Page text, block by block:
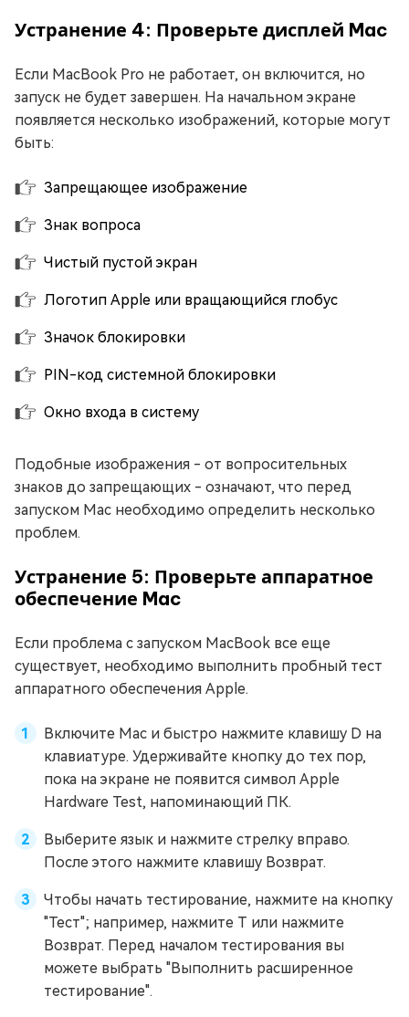
Устранение 4: Проверьте дисплей Mac
Если MacBook Pro не работает, он включится, но
запуск не будет завершен. На начальном экране
появляется несколько изображений, которые могут
быть:
Запрещающее изображение
Знак вопроса
Чистый пустой экран
Логотип Apple или вращающийся глобус
Значок блокировки
PIN-код системной блокировки
Окно входа в систему
Подобные изображения - от вопросительных
знаков до запрещающих - означают, что перед
запуском Mac необходимо определить несколько
проблем.
Устранение 5: Проверьте аппаратное
обеспечение Mac
Если проблема с запуском MacBook все еще
существует, необходимо выполнить пробный тест
аппаратного обеспечения Apple.
Включите Mac и быстро нажмите клавишу D на
клавиатуре. Удерживайте кнопку до тех пор,
пока на экране не появится символ Apple
Hardware Test, напоминающий ПК.
Выберите язык и нажмите стрелку вправо.
После этого нажмите клавишу Возврат.
Чтобы начать тестирование, нажмите на кнопку
"Тест"; например, нажмите T или нажмите
Возврат. Перед началом тестирования вы
можете выбрать "Выполнить расширенное
тестирование".